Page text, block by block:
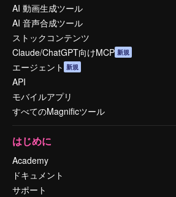
AI 動画生成ツール
AI 音声合成ツール
ストックコンテンツ
Claude/ChatGPT向けMCP 新規
エージェント 新規
API
モバイルアプリ
すべてのMagnificツール
はじめに
Academy
ドキュメント
サポート